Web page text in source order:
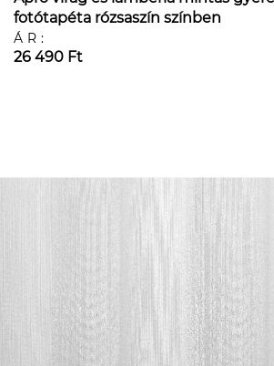
fotótapéta rózsaszín színben
ÁR:
26 490 Ft